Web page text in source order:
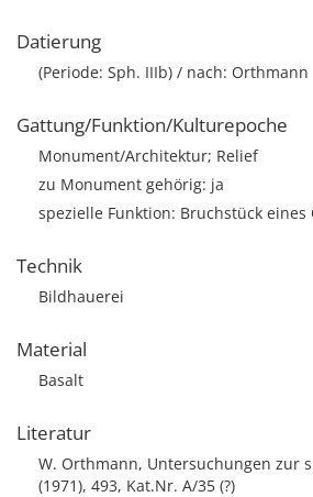
Datierung
(Periode: Sph. IIIb) / nach: Orthmann
Gattung/Funktion/Kulturepoche
Monument/Architektur; Relief
zu Monument gehörig: ja
spezielle Funktion: Bruchstück eines
Technik
Bildhauerei
Material
Basalt
Literatur
W. Orthmann, Untersuchungen zur
(1971), 493, Kat.Nr. A/35 (?)